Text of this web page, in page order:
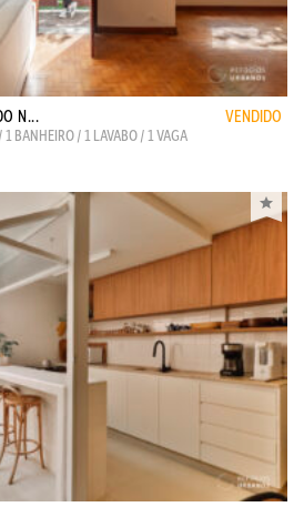
N... VENDIDO
BANHEIRO / 1 LAVABO / 1 VAGA